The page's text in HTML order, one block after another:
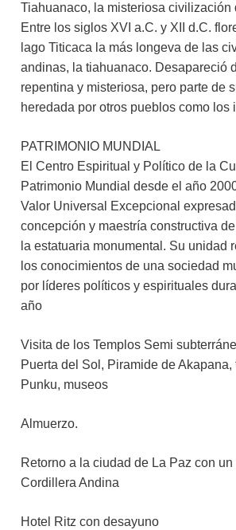
Tiahuanaco, la misteriosa civilización
Entre los siglos XVI a.C. y XII d.C.
lago Titicaca la más longeva de las
andinas, la tiahuanaco. Desapareció
repentina y misteriosa, pero parte de
heredada por otros pueblos como los
PATRIMONIO MUNDIAL
El Centro Espiritual y Político de la
Patrimonio Mundial desde el año
Valor Universal Excepcional
concepción y maestría constructiva
la estatuaria monumental. Su unidad
los conocimientos de una sociedad
por líderes políticos y espirituales
año
Visita de los Templos Semi
Puerta del Sol, Piramide de Akapana,
Punku, museos
Almuerzo.
Retorno a la ciudad de La Paz con
Cordillera Andina
Hotel Ritz con desayuno